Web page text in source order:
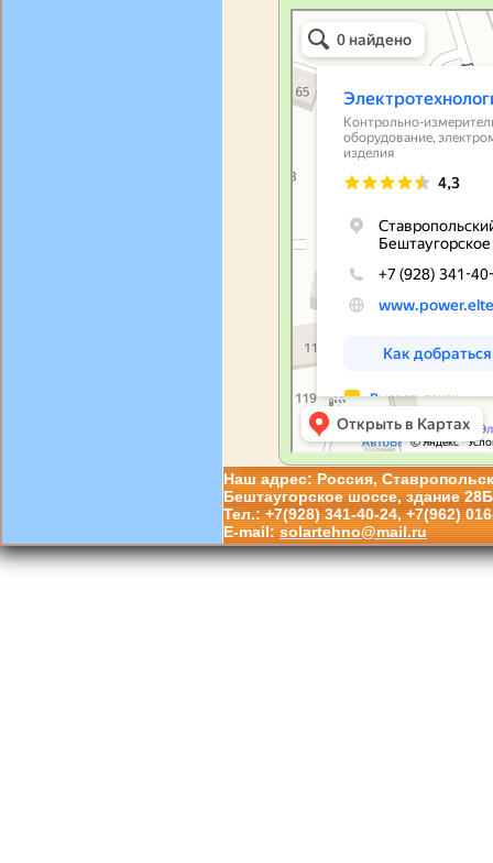
Наш адрес: Россия,
Бештаугорское шоссе, здание
Тел.: +7(928) 341-40-24, +7(962)
E-mail:solartehno@mail.ru